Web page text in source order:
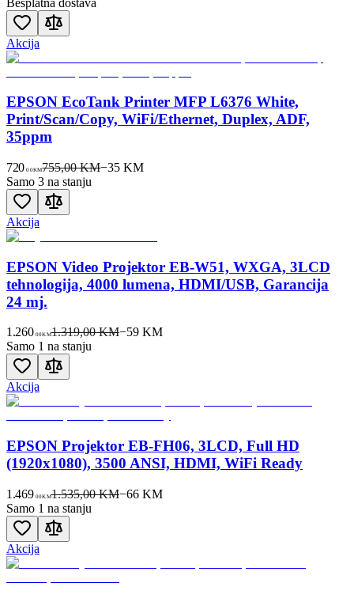
Akcija
EPSON EcoTank Printer MFP L6376 White,
Print/Scan/Copy, WiFi/Ethernet, Duplex, ADF,
35ppm
720 00KM755,00 KM−35 KM
Samo 3 na stanju
Akcija
EPSON Video Projektor EB-W51, WXGA, 3LCD
tehnologija, 4000 lumena, HDMI/USB, Garancija
24 mj.
1.260 00KM1.319,00 KM−59KM
Samo 1 na stanju
Akcija
EPSON Projektor EB-FH06, 3LCD, Full HD
(1920x1080), 3500 ANSI, HDMI, WiFi Ready
1.469 00KM1.535,00 KM−66KM
Samo 1 na stanju
Akcija